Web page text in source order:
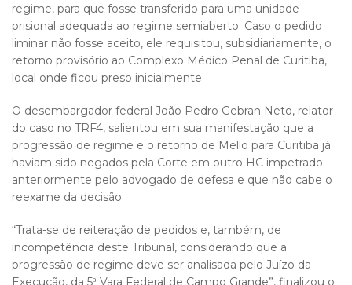
regime, para que fosse transferido para uma unidade
prisional adequada ao regime semiaberto. Caso o pedido
liminar não fosse aceito, ele requisitou, subsidiariamente, o
retorno provisório ao Complexo Médico Penal de Curitiba,
local onde ficou preso inicialmente.
O desembargador federal João Pedro Gebran Neto, relator
do caso no TRF4, salientou em sua manifestação que a
progressão de regime e o retorno de Mello para Curitiba já
haviam sido negados pela Corte em outro HC impetrado
anteriormente pelo advogado de defesa e que não cabe o
reexame da decisão.
“Trata-se de reiteração de pedidos e, também, de
incompetência deste Tribunal, considerando que a
progressão de regime deve ser analisada pelo Juízo da
Execução, da 5ª Vara Federal de Campo Grande”, finalizou o